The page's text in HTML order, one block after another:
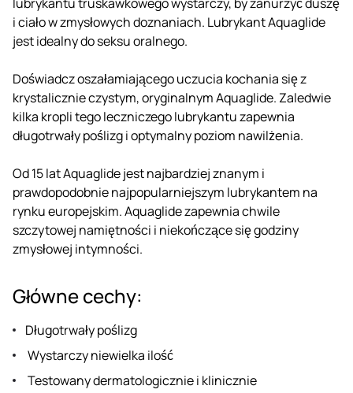
i ciało w zmysłowych doznaniach. Lubrykant Aquaglide
jest idealny do seksu oralnego.
Doświadcz oszałamiającego uczucia kochania się z
krystalicznie czystym, oryginalnym Aquaglide. Zaledwie
kilka kropli tego leczniczego lubrykantu zapewnia
długotrwały poślizg i optymalny poziom nawilżenia.
Od 15 lat Aquaglide jest najbardziej znanym i
prawdopodobnie najpopularniejszym lubrykantem na
rynku europejskim. Aquaglide zapewnia chwile
szczytowej namiętności i niekończące się godziny
zmysłowej intymności.
Główne cechy:
Długotrwały poślizg
Wystarczy niewielka ilość
Testowany dermatologicznie i klinicznie